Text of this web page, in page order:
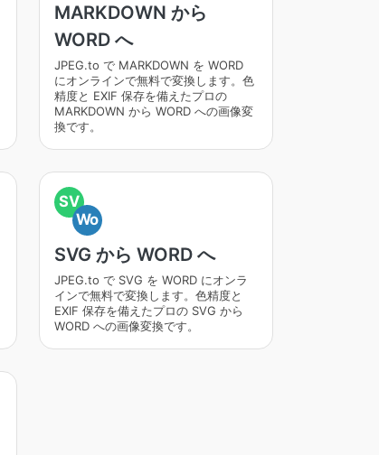
MARKDOWN から
WORD へ
JPEG.to で MARKDOWN を WORD
にオンラインで無料で変換します。色
精度と EXIF 保存を備えたプロの
MARKDOWN から WORD への画像変
換です。
SV
Wo
SVG から WORD へ
JPEG.to で SVG を WORD にオンラ
インで無料で変換します。色精度と
EXIF 保存を備えたプロの SVG から
WORD への画像変換です。